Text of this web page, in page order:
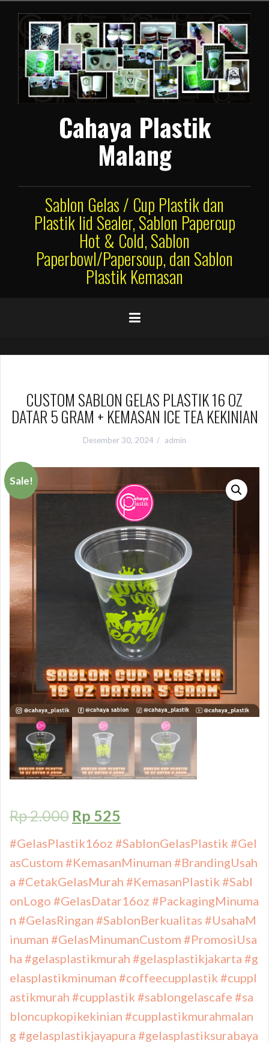
konten
Cahaya Plastik
Malang
Sablon Gelas / Cup Plastik dan
Plastik lid Sealer, Sablon Papercup
Hot & Cold, Sablon
Paperbowl/Papersoup, dan Sablon
Plastik Kemasan
CUSTOM SABLON GELAS PLASTIK 16 OZ
DATAR 5 GRAM + KEMASAN ICE TEA KEKINIAN
Desember 30, 2024 admin
Sale!
Rp2.000 Rp 525
#GelasPlastik16oz #SablonGelasPlastik #Gel
asCustom #KemasanMinuman #BrandingUsah
a #CetakGelasMurah #KemasanPlastik #Sabl
onLogo #GelasDatar16oz #PackagingMinuma
n #GelasRingan #SablonBerkualitas #UsahaM
inuman #GelasMinumanCustom #PromosiUsa
ha #gelasplastikmurah #gelasplastikjakarta #g
elasplastikminuman #coffeecupplastik #cuppl
astikmurah #cupplastik #sablongelascafe #sa
bloncupkopikekinian #cupplastikmurahmalan
g #gelasplastikjayapura #gelasplastiksurabaya